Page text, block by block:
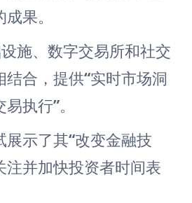
果。
施、数字交易所和社交
合，提供“实时市场洞
执行”。
示了其“改变金融技
注并加快投资者时间表